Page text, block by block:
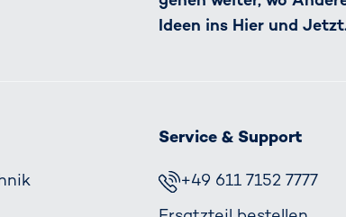
Ideen ins Hier und
Service & Support
+49 611 7152 7777